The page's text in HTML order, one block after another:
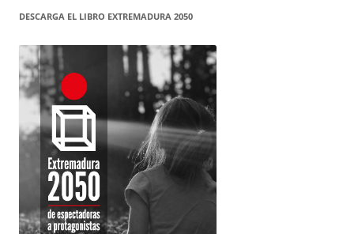
DESCARGA EL LIBRO EXTREMADURA 2050